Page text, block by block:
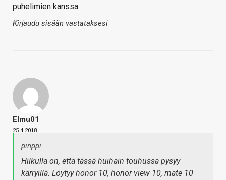
puhelimien kanssa.
Kirjaudu sisään vastataksesi
Elmu01
25.4.2018
pinppi
Hilkulla on, että tässä huihain touhussa pysyy
kärryillä. Löytyy honor 10, honor view 10, mate 10